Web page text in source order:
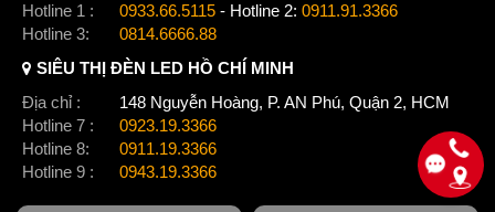
Hotline 1 :
0933.66.5115 - Hotline 2: 0911.91.3366
Hotline 3:
0814.6666.88
SIÊU THỊ ĐÈN LED HỒ CHÍ MINH
Địa chỉ :
148 Nguyễn Hoàng, P. AN Phú, Quận 2, HCM
Hotline 7 :
0923.19.3366
Hotline 8:
0911.19.3366
Hotline 9 :
0943.19.3366